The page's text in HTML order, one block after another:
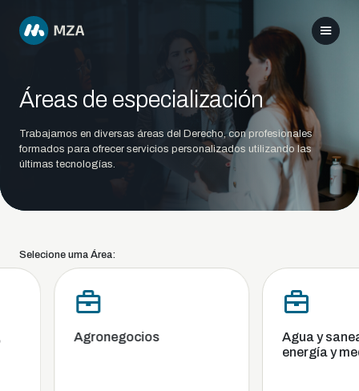
Áreas de especialización
Trabajamos en diversas áreas del Derecho, con profesionales
formados para ofrecer servicios personalizados utilizando las
últimas tecnologías.
Selecione uma Área:
Agronegocios
Agua y
energía y